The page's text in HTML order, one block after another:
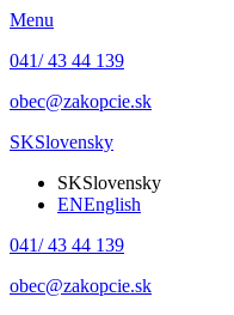
Menu
041/ 43 44 139
obec@zakopcie.sk
SKSlovensky
SKSlovensky
ENEnglish
041/ 43 44 139
obec@zakopcie.sk